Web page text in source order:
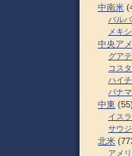
中南米
バル
メキ
中央ア
グア
コス
ハイチ
パナマ
中東 (55)
イス
サウ
北米
アメ